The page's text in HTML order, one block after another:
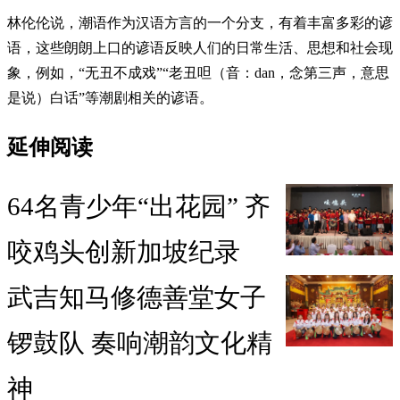
林伦伦说，潮语作为汉语方言的一个分支，有着丰富多彩的谚
语，这些朗朗上口的谚语反映人们的日常生活、思想和社会现
象，例如，“无丑不成戏”“老丑呾（音：dan，念第三声，意思
是说）白话”等潮剧相关的谚语。
延伸阅读
64名青少年“出花园” 齐
咬鸡头创新加坡纪录
武吉知马修德善堂女子
锣鼓队 奏响潮韵文化精
神